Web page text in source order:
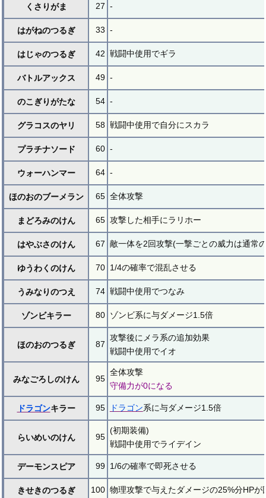
くさりがま 27 -
はがねのつるぎ 33 -
はじゃのつるぎ 42 戦闘中使用でギラ
バトルアックス 49 -
のこぎりがたな 54 -
グラコスのヤリ 58 戦闘中使用で自分にスカラ
プラチナソード 60 -
ウォーハンマー 64 -
ほのおのブーメラン 65 全体攻撃
まどろみのけん 65 攻撃した相手にラリホー
はやぶさのけん 67 敵一体を2回攻撃(一撃ごとの威力は通常
ゆうわくのけん 70 1/4の確率で混乱させる
うみなりのつえ 74 戦闘中使用でつなみ
ゾンビキラー 80 ゾンビ系に与ダメージ1.5倍
ほのおのつるぎ 87
攻撃後にメラ系の追加効果
戦闘中使用でイオ
みなごろしのけん 95
全体攻撃
守備力が0になる
ドラゴンキラー 95 ドラゴン系に与ダメージ1.5倍
らいめいのけん 95
(初期装備)
戦闘中使用でライデイン
デーモンスピア 99 1/6の確率で即死させる
きせきのつるぎ 100 物理攻撃で与えたダメージの25%分HPが